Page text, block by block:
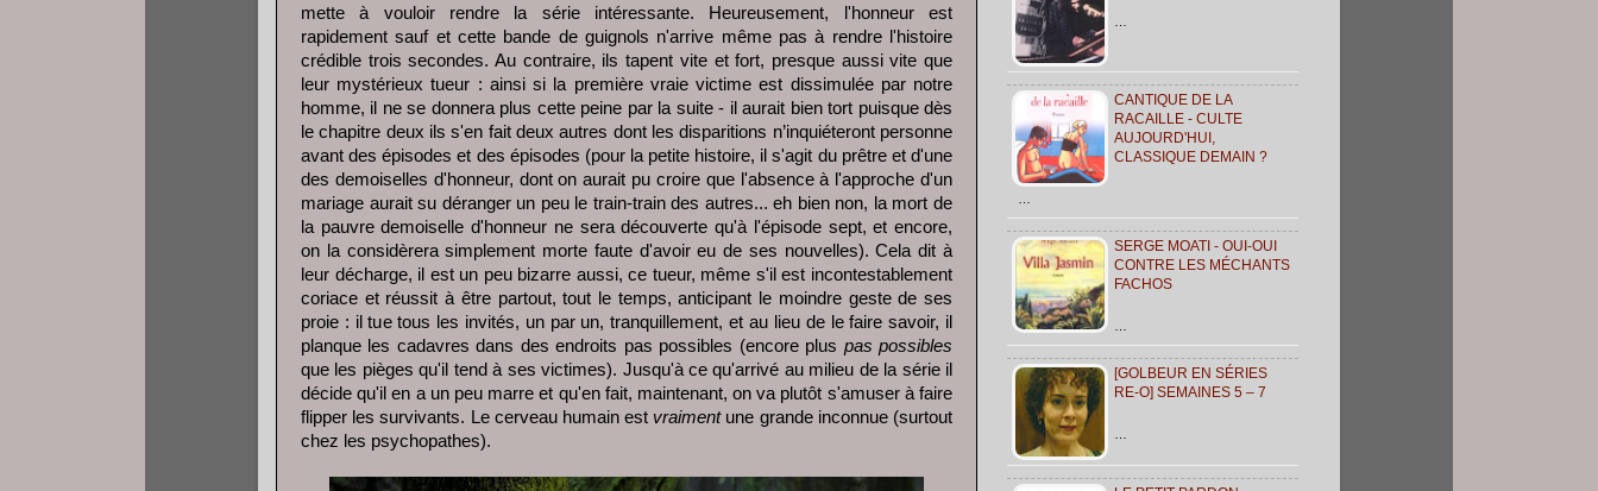
mette à vouloir rendre la série intéressante. Heureusement, l'honneur est
rapidement sauf et cette bande de guignols n'arrive même pas à rendre l'histoire
crédible trois secondes. Au contraire, ils tapent vite et fort, presque aussi vite que
leur mystérieux tueur : ainsi si la première vraie victime est dissimulée par notre
homme, il ne se donnera plus cette peine par la suite - il aurait bien tort puisque dès
le chapitre deux ils s'en fait deux autres dont les disparitions n’inquiéteront personne
avant des épisodes et des épisodes (pour la petite histoire, il s'agit du prêtre et d'une
des demoiselles d'honneur, dont on aurait pu croire que l'absence à l'approche d'un
mariage aurait su déranger un peu le train-train des autres... eh bien non, la mort de
la pauvre demoiselle d'honneur ne sera découverte qu'à l'épisode sept, et encore,
on la considèrera simplement morte faute d'avoir eu de ses nouvelles). Cela dit à
leur décharge, il est un peu bizarre aussi, ce tueur, même s'il est incontestablement
coriace et réussit à être partout, tout le temps, anticipant le moindre geste de ses
proie : il tue tous les invités, un par un, tranquillement, et au lieu de le faire savoir, il
planque les cadavres dans des endroits pas possibles (encore plus pas possibles
que les pièges qu'il tend à ses victimes). Jusqu'à ce qu'arrivé au milieu de la série il
décide qu'il en a un peu marre et qu'en fait, maintenant, on va plutôt s'amuser à faire
flipper les survivants. Le cerveau humain est vraimentune grande inconnue (surtout
chez les psychopathes).
CANTIQUE DE LA
RACAILLE - CULTE
AUJOURD'HUI,
CLASSIQUE DEMAIN ?
SERGE MOATI - OUI-OUI
CONTRE LES MÉCHANTS
FACHOS
[GOLBEUR EN SÉRIES
RE-O] SEMAINES 5 – 7